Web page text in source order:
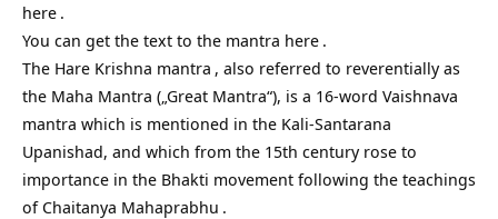
here .
You can get the text to the mantra here .
The Hare Krishna mantra , also referred to reverentially as
the Maha Mantra („Great Mantra“), is a 16-word Vaishnava
mantra which is mentioned in the Kali-Santarana
Upanishad, and which from the 15th century rose to
importance in the Bhakti movement following the teachings
ofChaitanya Mahaprabhu .